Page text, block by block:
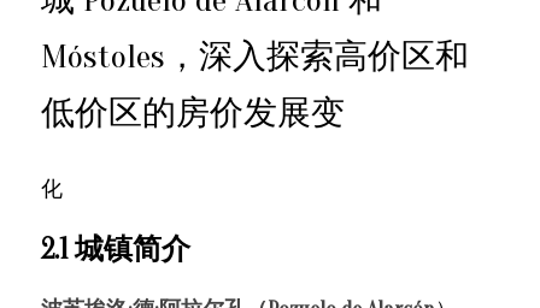
Móstoles，深入探索高价区和
低价区的房价发展变
化
2.1 城镇简介